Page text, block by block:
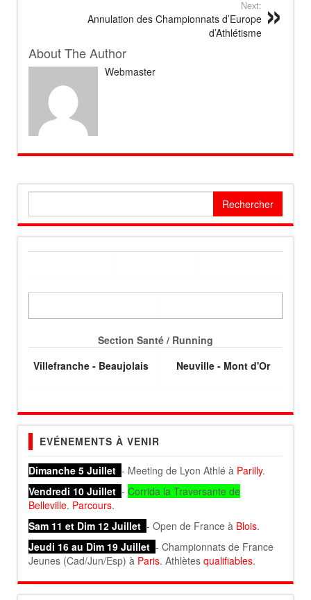
Next:
Annulation des Championnats d’Europe
d’Athlétisme
About The Author
Webmaster
Section Santé / Running
Villefranche - Beaujolais
Neuville - Mont d'Or
EVÉNEMENTS À VENIR
Dimanche 5 Juillet - Meeting de Lyon Athlé à Parilly.
Vendredi 10 Juillet - Corrida la Traversante de
Belleville. Parcours.
Sam 11 et Dim 12 Juillet - Open de France à Blois.
Jeudi 16 au Dim 19 Juillet - Championnats de France
Jeunes (Cad/Jun/Esp) à Paris. Athlètes qualifiables.